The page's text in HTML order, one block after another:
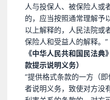
人与投保人、被保险人或
的，应当按照通常理解予
以上解释的，人民法院或
保险人和受益人的解释。”
《中华人民共和国民法
款提示说明义务）
“提供格式条款的一方（
者说明义务，致使对方没